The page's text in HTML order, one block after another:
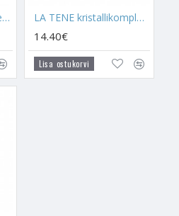
La Tene kristallikomplekt "RAHAKOTI ÕNNEKRISTALLID" LA TENE kristallikomplekt "LOTOÕNN"
14.40€
Lisa ostukorvi